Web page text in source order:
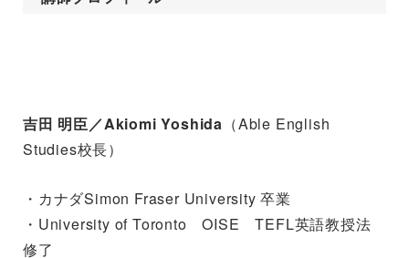
吉田 明臣／Akiomi Yoshida （Able English
Studies校長）
・カナダSimon Fraser University 卒業
・University of Toronto OISE TEFL英語教授法
修了